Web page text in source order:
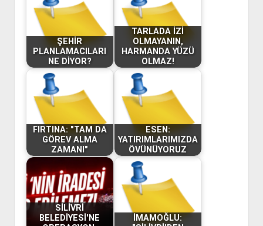
ŞEHİR
PLANLAMACILARI
NE DİYOR?
TARLADA İZİ
OLMAYANIN,
HARMANDA YÜZÜ
OLMAZ!
FIRTINA: "TAM DA
GÖREV ALMA
ZAMANI"
ESEN:
YATIRIMLARIMIZDA
ÖVÜNÜYORUZ
SİLİVRİ
BELEDİYESİ'NE
İMAMOĞLU: